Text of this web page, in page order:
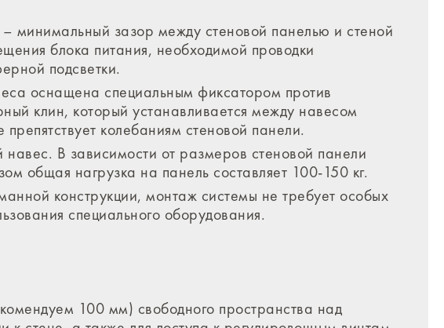
– минимальный зазор между стеновой панелью и стеной
блока питания, необходимой проводки
подсветки.
оснащена специальным фиксатором против
клин, который устанавливается между навесом
колебаниям стеновой панели.
В зависимости от размеров стеновой панели
общая нагрузка на панель составляет 100-150 кг.
конструкции, монтаж системы не требует особых
специального оборудования.
100 мм) свободного пространства над